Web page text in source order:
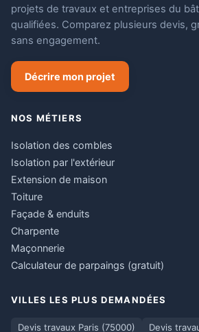
projets de travaux et entreprises du
qualifiées. Comparez plusieurs devis,
sans engagement.
Décrire mon projet
NOS MÉTIERS
Isolation des combles
Isolation par l'extérieur
Extension de maison
Toiture
Façade & enduits
Charpente
Maçonnerie
Calculateur de parpaings (gratuit)
VILLES LES PLUS DEMANDÉES
Devis travaux Paris (75000)
Devis